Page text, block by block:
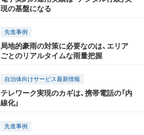
現の基盤になる
先進事例
局地的豪雨の対策に必要なのは、エリア
ごとのリアルタイムな雨量把握
自治体向けサービス最新情報
テレワーク実現のカギは、携帯電話の「内
線化」
先進事例